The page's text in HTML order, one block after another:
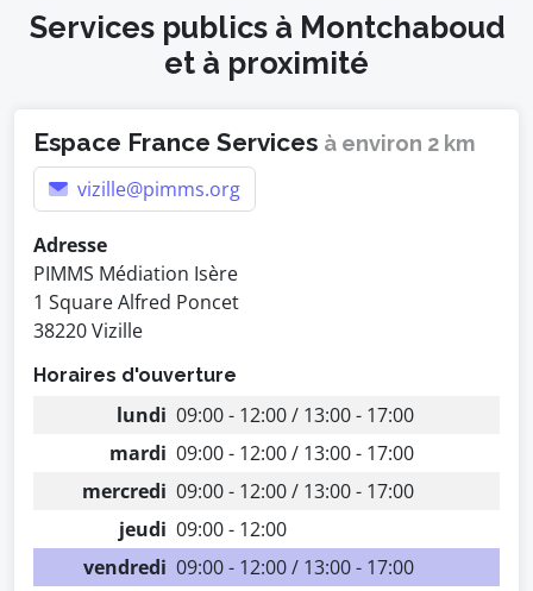
Services publics à Montchaboud
et à proximité
Espace France Services à environ 2 km
vizille@pimms.org
Adresse
PIMMS Médiation Isère
1 Square Alfred Poncet
38220 Vizille
Horaires d'ouverture
lundi 09:00 - 12:00 / 13:00 - 17:00
mardi 09:00 - 12:00 / 13:00 - 17:00
mercredi 09:00 - 12:00 / 13:00 - 17:00
jeudi 09:00 - 12:00
vendredi 09:00 - 12:00 / 13:00 - 17:00